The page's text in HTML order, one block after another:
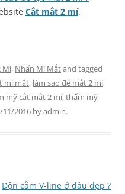
Cắt mắt 2 mí.
Mí, Nhấn Mí Mắtand tagged
mí mắt, làm sao để mắt 2 mí,
mỹ cắt mắt 2 mí,thẩm mỹ
11/2016 byadmin.
Độn cằm V-line ở đâu đẹp ?